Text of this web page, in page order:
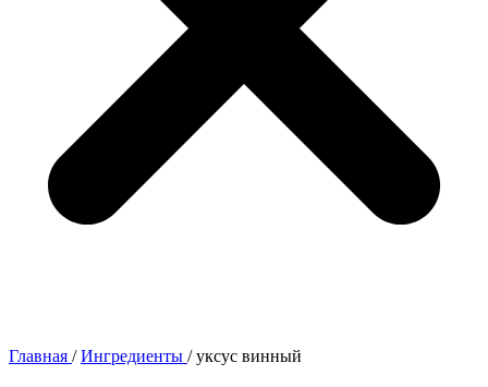
Главная /Ингредиенты /уксус винный